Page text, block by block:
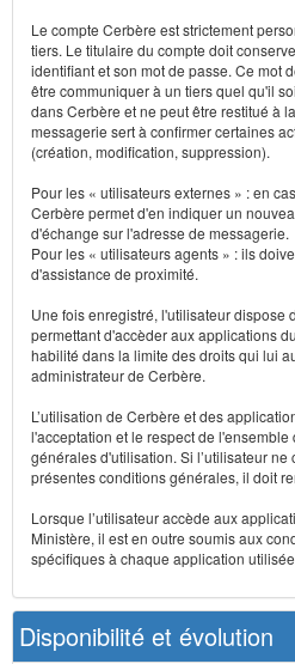
Le compte Cerbère est strictement
tiers. Le titulaire du compte doit
identifiant et son mot de passe. Ce mot
être communiquer à un tiers quel qu'il
dans Cerbère et ne peut être restitué à
messagerie sert à confirmer certaines
(création, modification, suppression).
Pour les « utilisateurs externes » : en
Cerbère permet d'en indiquer un
d'échange sur l'adresse de messagerie.
Pour les « utilisateurs agents » : ils
d'assistance de proximité.
Une fois enregistré, l'utilisateur dispose
permettant d'accèder aux applications
habilité dans la limite des droits qui lui
administrateur de Cerbère.
L’utilisation de Cerbère et des
l'acceptation et le respect de
générales d'utilisation. Si l’utilisateur
présentes conditions générales, il doit
Lorsque l’utilisateur accède aux
Ministère, il est en outre soumis aux
spécifiques à chaque application
Disponibilité et évolution